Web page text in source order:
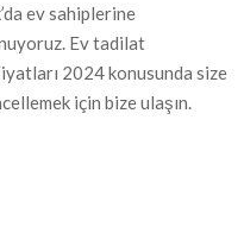
ev sahiplerine
Ev tadilat
2024 konusunda size
için bize ulaşın.